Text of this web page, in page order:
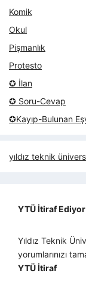
Komik
Okul
Pişmanlık
Protesto
✪ İlan
✪ Soru-Cevap
✪Kayıp-Bulunan
yıldız teknik
YTÜ İtiraf Ediyor
Yıldız Teknik
yorumlarınızı
YTÜ İtiraf